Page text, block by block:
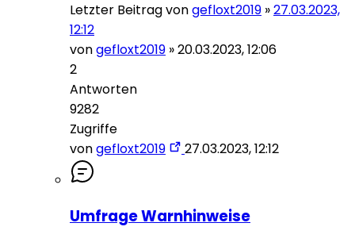
Letzter Beitrag vongefloxt2019 »27.03.2023,
12:12
vongefloxt2019 »20.03.2023, 12:06
2
Antworten
9282
Zugriffe
vongefloxt2019 27.03.2023, 12:12
Umfrage Warnhinweise